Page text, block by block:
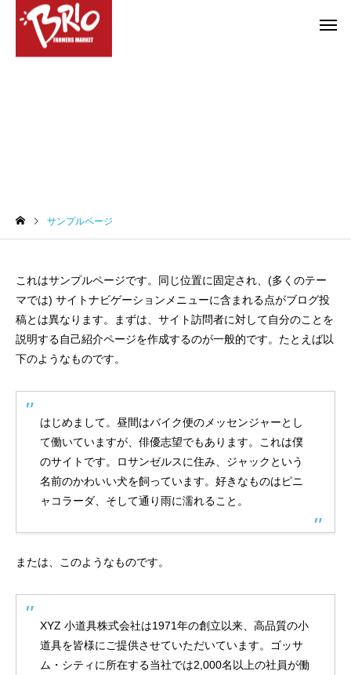
ポークマイスター
特選ギフトのご案内
大府店・東海店 営業
サンプルページ
これはサンプルページです。同じ位置に固定され、(多くのテー
マでは) サイトナビゲーションメニューに含まれる点がブログ投
稿とは異なります。まずは、サイト訪問者に対して自分のことを
説明する自己紹介ページを作成するのが一般的です。たとえば以
下のようなものです。
はじめまして。昼間はバイク便のメッセンジャーとし
て働いていますが、俳優志望でもあります。これは僕
のサイトです。ロサンゼルスに住み、ジャックという
名前のかわいい犬を飼っています。好きなものはピニ
ャコラーダ、そして通り雨に濡れること。
または、このようなものです。
XYZ 小道具株式会社は1971年の創立以来、高品質の小
道具を皆様にご提供させていただいています。ゴッサ
ム・シティに所在する当社では2,000名以上の社員が働